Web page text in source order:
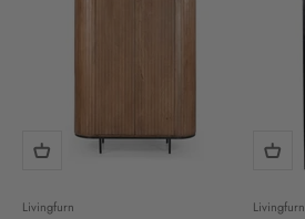
Livingfurn Livingfurn